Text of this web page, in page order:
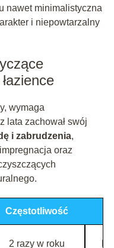
nawet minimalistyczna
i niepowtarzalny
wymaga
lata zachował swój
i zabrudzenia,
oraz
Częstotliwość
2 razy w roku